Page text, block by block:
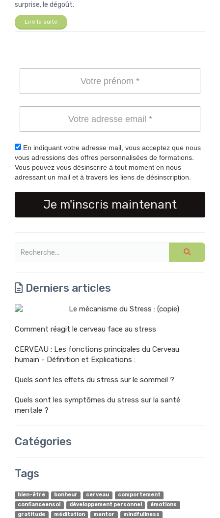
surprise, le dégoût.
Lire la suite
En indiquant votre adresse mail, vous acceptez que nous
vous adressions des offres personnalisées de formations.
Vous pouvez vous désinscrire à tout moment en nous
adressant un mail et à travers les liens de désinscription.
Je m'inscris maintenant
Derniers articles
Le mécanisme du Stress : (copie)
Comment réagit le cerveau face au stress
CERVEAU : Les fonctions principales du Cerveau
humain - Définition et Explications :
Quels sont les effets du stress sur le sommeil ?
Quels sont les symptômes du stress sur la santé
mentale ?
Catégories
Tags
bien-être bonheur cerveau
comportement
confianceensoi
développement personnel
émotions
gratitude
méditation mentor mindfullness